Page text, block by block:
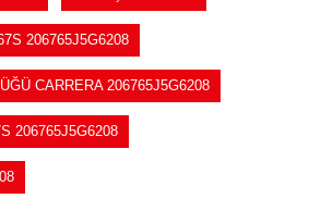
206765J5G6208
CARRERA 206765J5G6208
206765J5G6208